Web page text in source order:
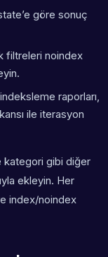
göre sonuç
filtreleri noindex
raporları,
ile iterasyon
kategori gibi diğer
ekleyin. Her
index/noindex